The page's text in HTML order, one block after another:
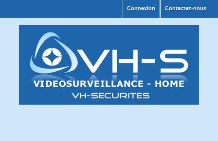
Contactez-nous
Connexion